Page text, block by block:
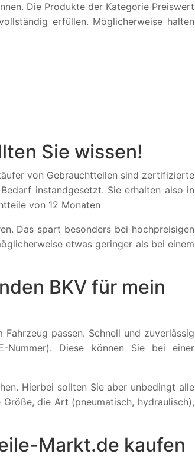
Die Produkte der Kategorie Preiswert
erfüllen. Möglicherweise halten
Sie wissen!
von Gebrauchtteilen sind zertifizierte
instandgesetzt. Sie erhalten also in
von 12 Monaten
Das spart besonders bei hochpreisigen
etwas geringer als bei einem
BKV für mein
passen. Schnell und zuverlässig
Nummer). Diese können Sie bei einer
Hierbei sollten Sie aber unbedingt alle
die Art (pneumatisch, hydraulisch),
Markt.de kaufen